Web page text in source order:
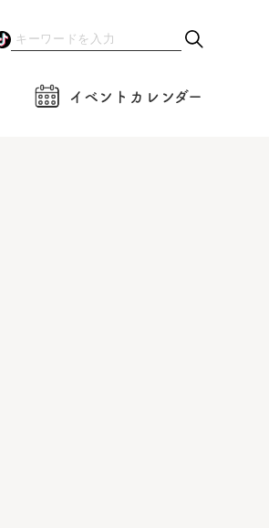
イベントカレンダー